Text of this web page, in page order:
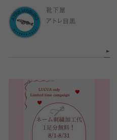
靴下屋
アトレ目黒